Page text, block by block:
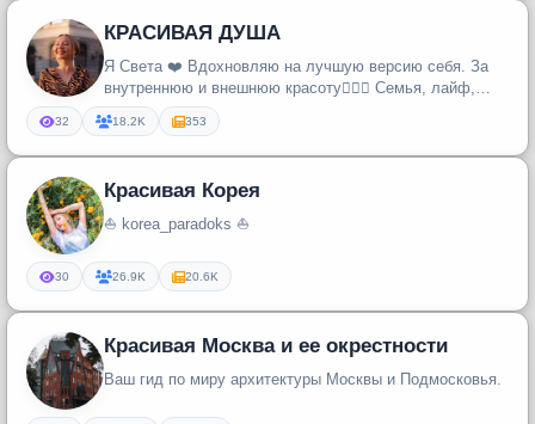
КРАСИВАЯ ДУША
Я Света ❤️ Вдохновляю на лучшую версию себя. За
внутреннюю и внешнюю красоту🧘🏼‍♀️ Семья, лайф,
эстетика, бьюти!
32 18.2K 353
Красивая Корея
⛵ korea_paradoks ⛵
30 26.9K 20.6K
Красивая Москва и ее окрестности
Ваш гид по миру архитектуры Москвы и Подмосковья.